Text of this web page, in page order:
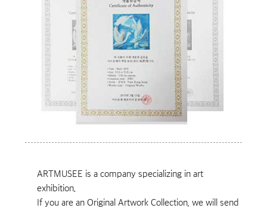
ARTMUSEE is a company specializing in art
exhibition.
If you are an Original Artwork Collection, we will send